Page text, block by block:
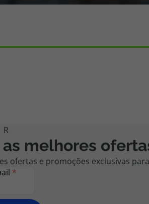
as melhores
ofertas e promoções exclusivas
*